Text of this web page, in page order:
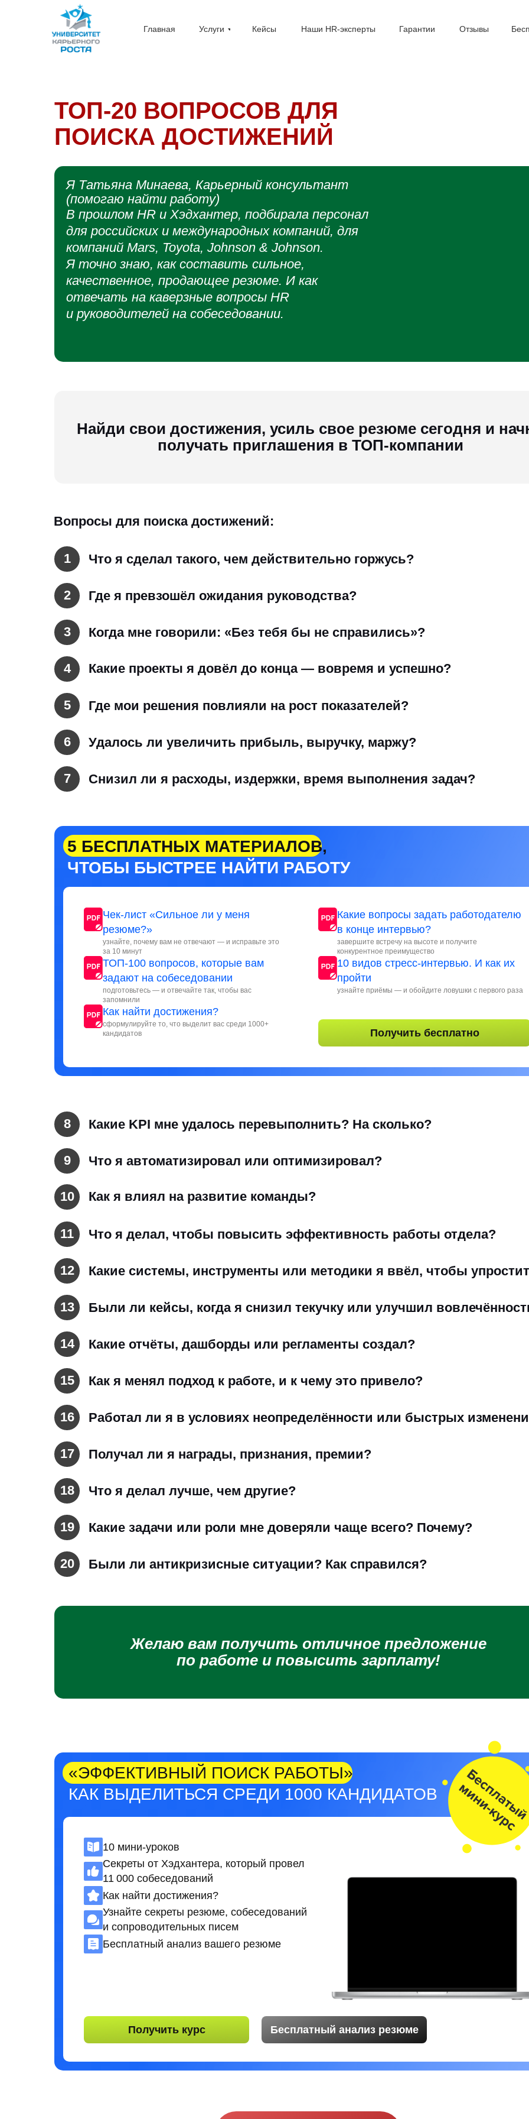
Главная Услуги Наши HR-эксперты
Кейсы Гарантии Отзывы
Я Татьяна Минаева, Карьерный консультант
(помогаю найти работу)
В прошлом HR и Хэдхантер, подбирала персонал
для российских и международных компаний, для
компаний Mars, Toyota, Johnson & Johnson.
Я точно знаю, как составить сильное,
качественное, продающее резюме. И как
отвечать на каверзные вопросы HR
и руководителей на собеседовании.
ТОП-20 ВОПРОСОВ ДЛЯ
ПОИСКА ДОСТИЖЕНИЙ
Найди свои достижения, усиль свое резюме сегодня и
получать приглашения в ТОП-компании
Вопросы для поиска достижений:
1 Что я сделал такого, чем действительно горжусь?
2 Где я превзошёл ожидания руководства?
3 Когда мне говорили: «Без тебя бы не справились»?
4 Какие проекты я довёл до конца — вовремя и успешно?
5 Где мои решения повлияли на рост показателей?
6 Удалось ли увеличить прибыль, выручку, маржу?
7 Снизил ли я расходы, издержки, время выполнения задач?
5 БЕСПЛАТНЫХ МАТЕРИАЛОВ,
ЧТОБЫ БЫСТРЕЕ НАЙТИ РАБОТУ
Получить бесплатно
Какие вопросы задать работодателю
в конце интервью?
завершите встречу на высоте и получите
конкурентное преимущество
10 видов стресс-интервью. И как их
пройти
узнайте приёмы — и обойдите ловушки с первого раза
Чек-лист «Сильное ли у меня
резюме?»
узнайте, почему вам не отвечают — и исправьте это
за 10 минут
ТОП-100 вопросов, которые вам
задают на собеседовании
подготовьтесь — и отвечайте так, чтобы вас
запомнили
Как найти достижения?
сформулируйте то, что выделит вас среди 1000+
кандидатов
8 Какие KPI мне удалось перевыполнить? На сколько?
9 Что я автоматизировал или оптимизировал?
10 Как я влиял на развитие команды?
11 ⁠Что я делал, чтобы повысить эффективность работы отдела?
12 Какие системы, инструменты или методики я ввёл, чтобы
13 Были ли кейсы, когда я снизил текучку или улучшил
14 Какие отчёты, дашборды или регламенты создал?
15 Как я менял подход к работе, и к чему это привело?
16 Работал ли я в условиях неопределённости или быстрых
17 Получал ли я награды, признания, премии?
18 Что я делал лучше, чем другие?
19 ⁠Какие задачи или роли мне доверяли чаще всего? Почему?
20 Были ли антикризисные ситуации? Как справился?
Желаю вам получить отличное предложение
по работе и повысить зарплату!
«ЭФФЕКТИВНЫЙ ПОИСК РАБОТЫ»
КАК ВЫДЕЛИТЬСЯ СРЕДИ 1000 КАНДИДАТОВ
Бесплатный анализ резюме
Получить курс
10 мини-уроков
Секреты от Хэдхантера, который провел
11 000 собеседований
Как найти достижения?
Узнайте секреты резюме, собеседований
и сопроводительных писем
Бесплатный анализ вашего резюме